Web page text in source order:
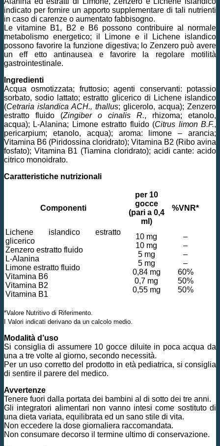
indicato per fornire un apporto supplementare di tali nutrienti
in caso di carenze o aumentato fabbisogno.
Le vitamine B1, B2 e B6 possono contribuire al normale
metabolismo energetico; il Limone e il Lichene islandico
possono favorire la funzione digestiva; lo Zenzero può avere
un eff etto antinausea e favorire la regolare motilità
gastrointestinale.
Ingredienti
Acqua osmotizzata; fruttosio; agenti conservanti: potassio
sorbato, sodio lattato; estratto glicerico di Lichene islandico
(Cetraria islandica ACH., thallus; glicerolo, acqua); Zenzero
estratto fluido (Zingiber o cinalis R., rhizoma; etanolo,
acqua); L-Alanina; Limone estratto fluido (Citrus limon B.F.,
pericarpium; etanolo, acqua); aroma: limone – arancia;
Vitamina B6 (Piridossina cloridrato); Vitamina B2 (Ribo avina
fosfato); Vitamina B1 (Tiamina cloridrato); acidi cante: acido
citrico monoidrato.
Caratteristiche nutrizionali
Componenti
per 10
gocce
(pari a 0,4
ml)
%VNR*
Lichene islandico estratto
glicerico
Zenzero estratto fluido
L-Alanina
Limone estratto fluido
Vitamina B6
Vitamina B2
Vitamina B1
10 mg
10 mg
5 mg
5 mg
0,84 mg
0,7 mg
0,55 mg
–
–
–
–
60%
50%
50%
*Valore Nutritivo di Riferimento.
I Valori indicati derivano da un calcolo medio.
Modalità d’uso
Si consiglia di assumere 10 gocce diluite in poca acqua da
una a tre volte al giorno, secondo necessità.
Per un uso corretto del prodotto in età pediatrica, si consiglia
di sentire il parere del medico.
Avvertenze
Tenere fuori dalla portata dei bambini al di sotto dei tre anni.
Gli integratori alimentari non vanno intesi come sostituto di
una dieta variata, equilibrata ed un sano stile di vita.
Non eccedere la dose giornaliera raccomandata.
Non consumare decorso il termine ultimo di conservazione.